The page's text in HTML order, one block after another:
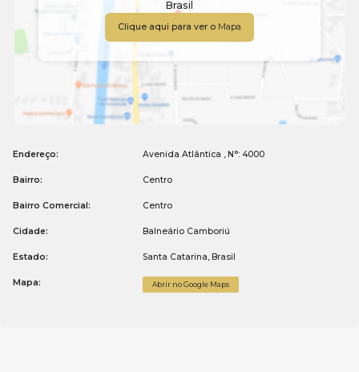
Brasil
Clique aqui para ver o Mapa
Endereço: Avenida Atlântica , N°: 4000
Bairro: Centro
Bairro Comercial: Centro
Cidade: Balneário Camboriú
Estado: Santa Catarina, Brasil
Mapa: Abrir no Google Maps